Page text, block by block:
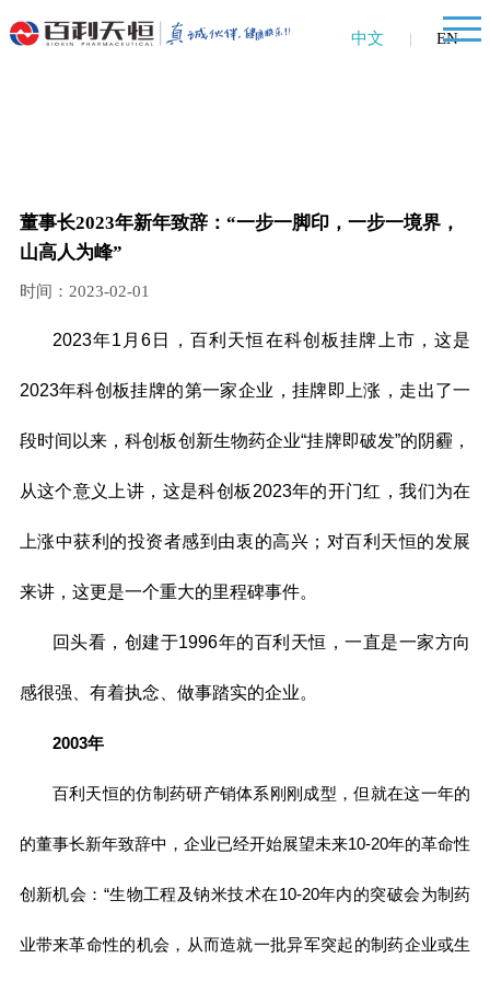
中文 | EN
董事长2023年新年致辞：“一步一脚印，一步一境界，
山高人为峰”
时间：2023-02-01
2023年1月6日，百利天恒在科创板挂牌上市，这是
2023年科创板挂牌的第一家企业，挂牌即上涨，走出了一
段时间以来，科创板创新生物药企业“挂牌即破发”的阴霾，
从这个意义上讲，这是科创板2023年的开门红，我们为在
上涨中获利的投资者感到由衷的高兴；对百利天恒的发展
来讲，这更是一个重大的里程碑事件。
回头看，创建于1996年的百利天恒，一直是一家方向
感很强、有着执念、做事踏实的企业。
2003年
百利天恒的仿制药研产销体系刚刚成型，但就在这一年的
的董事长新年致辞中，企业已经开始展望未来10-20年的革命性
创新机会：“生物工程及钠米技术在10-20年内的突破会为制药
业带来革命性的机会，从而造就一批异军突起的制药企业或生